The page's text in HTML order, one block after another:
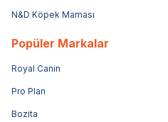
N&D Köpek Maması
Popüler Markalar
Royal Canin
Pro Plan
Bozita